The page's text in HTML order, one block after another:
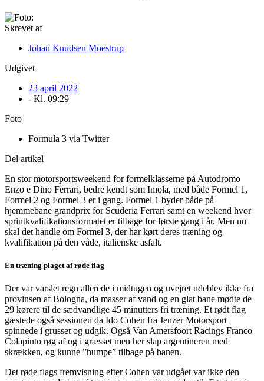
Skrevet af
Johan Knudsen Moestrup
Udgivet
23 april 2022
- Kl. 09:29
Foto
Formula 3 via Twitter
Del artikel
En stor motorsportsweekend for formelklasserne på Autodromo
Enzo e Dino Ferrari, bedre kendt som Imola, med både Formel 1,
Formel 2 og Formel 3 er i gang. Formel 1 byder både på
hjemmebane grandprix for Scuderia Ferrari samt en weekend hvor
sprintkvalifikationsformatet er tilbage for første gang i år. Men nu
skal det handle om Formel 3, der har kørt deres træning og
kvalifikation på den våde, italienske asfalt.
En træning plaget af røde flag
Der var varslet regn allerede i midtugen og uvejret udeblev ikke fra
provinsen af Bologna, da masser af vand og en glat bane mødte de
29 kørere til de sædvandlige 45 minutters fri træning. Et rødt flag
gæstede også sessionen da Ido Cohen fra Jenzer Motorsport
spinnede i grusset og udgik. Også Van Amersfoort Racings Franco
Colapinto røg af og i græsset men her slap argentineren med
skrækken, og kunne ”humpe” tilbage på banen.
Det røde flags fremvisning efter Cohen var udgået var ikke den